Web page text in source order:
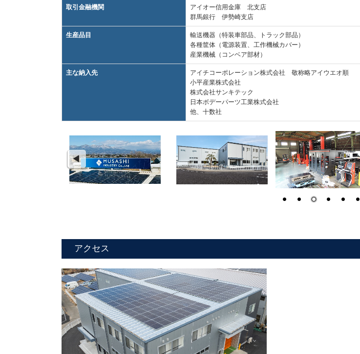
取引金融機関
アイオー信用金庫 北支店
群馬銀行 伊勢崎支店
生産品目
輸送機器（特装車部品、トラック部品）
各種筐体（電源装置、工作機械カバー）
産業機械（コンベア部材）
主な納入先
アイチコーポレーション株式会社 敬称略アイウエオ順
小平産業株式会社
株式会社サンキテック
日本ボデーパーツ工業株式会社
他、十数社
アクセス